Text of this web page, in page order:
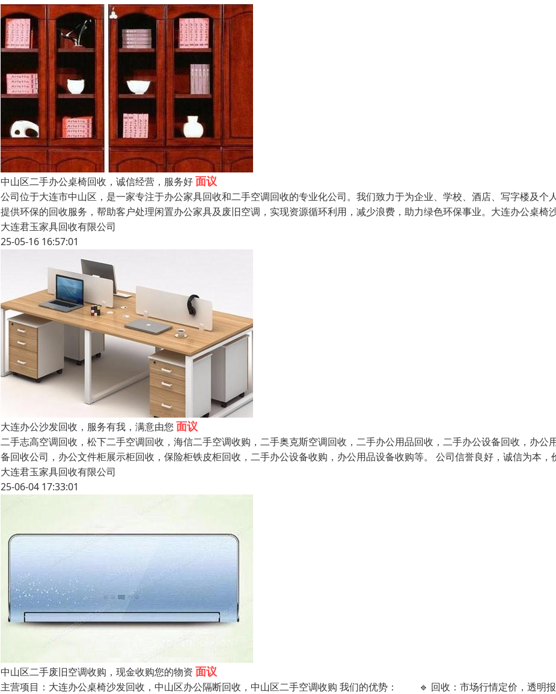
中山区二手办公桌椅回收，诚信经营，服务好面议
公司位于大连市中山区，是一家专注于办公家具回收和二手空调回收的专业化公司。我们致力于为企业、学校、酒店、写字楼及个
提供环保的回收服务，帮助客户处理闲置办公家具及废旧空调，实现资源循环利用，减少浪费，助力绿色环保事业。大连办公桌椅
大连君玉家具回收有限公司
25-05-16 16:57:01
大连办公沙发回收，服务有我，满意由您 面议
二手志高空调回收，松下二手空调回收，海信二手空调收购，二手奥克斯空调回收，二手办公用品回收，二手办公设备回收，办公
备回收公司，办公文件柜展示柜回收，保险柜铁皮柜回收，二手办公设备收购，办公用品设备收购等。 公司信誉良好，诚信为本，
大连君玉家具回收有限公司
25-06-04 17:33:01
中山区二手废旧空调收购，现金收购您的物资 面议
主营项目：大连办公桌椅沙发回收，中山区办公隔断回收，中山区二手空调收购 我们的优势： 🔹 回收：市场行情定价，透明